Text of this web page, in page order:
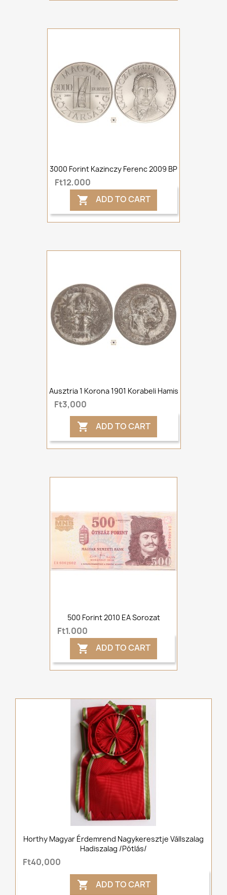
3000 Forint Kazinczy Ferenc 2009 BP
Ft12,000
 ADD TO CART
Ausztria 1 Korona 1901 Korabeli Hamis
Ft3,000
 ADD TO CART
500 Forint 2010 EA Sorozat
Ft1,000
 ADD TO CART
Horthy Magyar Érdemrend Nagykeresztje Vállszalag
Hadiszalag /pótlás/
Ft40,000
 ADD TO CART